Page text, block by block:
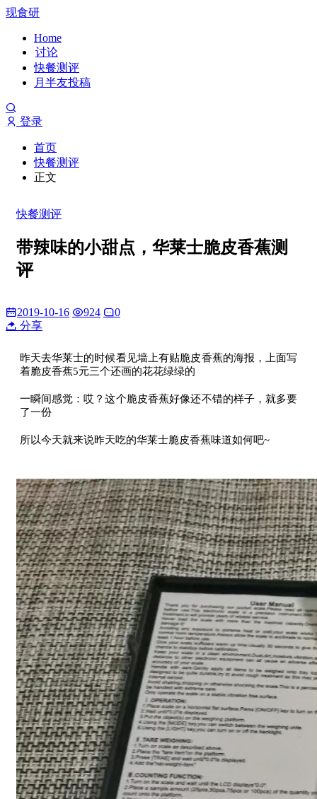
现食研
Home
讨论
快餐测评
月半友投稿
登录
首页
快餐测评
正文
快餐测评
带辣味的小甜点，华莱士脆皮香蕉测
评
2019-10-16 924
0
分享
昨天去华莱士的时候看见墙上有贴脆皮香蕉的海报，上面写
着脆皮香蕉5元三个还画的花花绿绿的
一瞬间感觉：哎？这个脆皮香蕉好像还不错的样子，就多要
了一份
所以今天就来说昨天吃的华莱士脆皮香蕉味道如何吧~